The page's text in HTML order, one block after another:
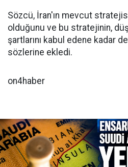
Sözcü, İran'ın mevcut
olduğunu ve bu stratejinin,
şartlarını kabul edene kadar
sözlerine ekledi.
on4haber